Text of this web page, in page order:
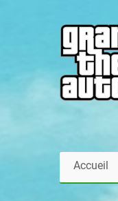
Accueil